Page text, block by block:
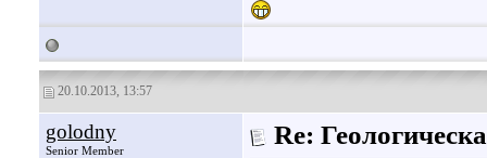
20.10.2013, 13:57
golodny
Senior Member
Re: